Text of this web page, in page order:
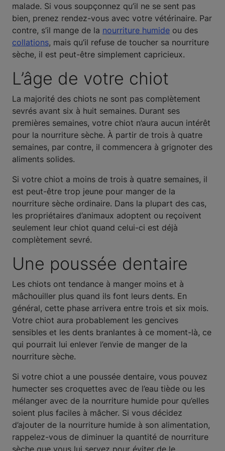
malade. Si vous soupçonnez qu’il ne se sent pas
bien, prenez rendez-vous avec votre vétérinaire. Par
contre, s’il mange de la nourriture humide ou des
collations, mais qu’il refuse de toucher sa nourriture
sèche, il est peut-être simplement capricieux.
L’âge de votre chiot
La majorité des chiots ne sont pas complètement
sevrés avant six à huit semaines. Durant ses
premières semaines, votre chiot n’aura aucun intérêt
pour la nourriture sèche. À partir de trois à quatre
semaines, par contre, il commencera à grignoter des
aliments solides.
Si votre chiot a moins de trois à quatre semaines, il
est peut-être trop jeune pour manger de la
nourriture sèche ordinaire. Dans la plupart des cas,
les propriétaires d’animaux adoptent ou reçoivent
seulement leur chiot quand celui-ci est déjà
complètement sevré.
Une poussée dentaire
Les chiots ont tendance à manger moins et à
mâchouiller plus quand ils font leurs dents. En
général, cette phase arrivera entre trois et six mois.
Votre chiot aura probablement les gencives
sensibles et les dents branlantes à ce moment-là, ce
qui pourrait lui enlever l’envie de manger de la
nourriture sèche.
Si votre chiot a une poussée dentaire, vous pouvez
humecter ses croquettes avec de l’eau tiède ou les
mélanger avec de la nourriture humide pour qu’elles
soient plus faciles à mâcher. Si vous décidez
d’ajouter de la nourriture humide à son alimentation,
rappelez-vous de diminuer la quantité de nourriture
sèche que vous lui servez pour éviter de le